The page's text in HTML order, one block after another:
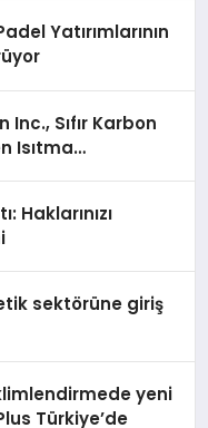
Yatırımlarının
Sıfır Karbon
Isıtma
Haklarınızı
sektörüne giriş
yeni
Türkiye’de